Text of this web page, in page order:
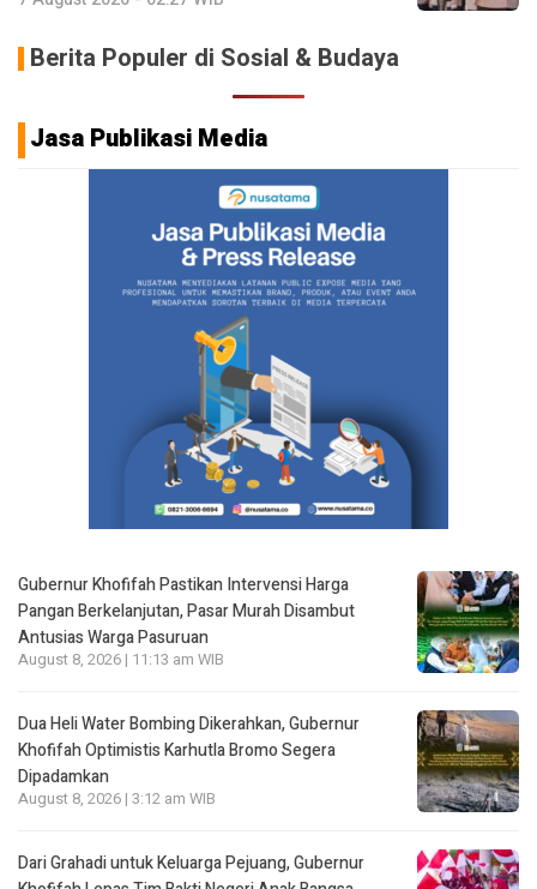
Berita Populer di Sosial & Budaya
Jasa Publikasi Media
Gubernur Khofifah Pastikan Intervensi Harga
Pangan Berkelanjutan, Pasar Murah Disambut
Antusias Warga Pasuruan
August 8, 2026 | 11:13 am WIB
Dua Heli Water Bombing Dikerahkan, Gubernur
Khofifah Optimistis Karhutla Bromo Segera
Dipadamkan
August 8, 2026 | 3:12 am WIB
Dari Grahadi untuk Keluarga Pejuang, Gubernur